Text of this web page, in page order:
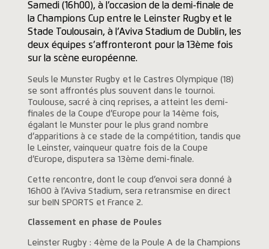
Samedi (16h00), à l’occasion de la demi-finale de
la Champions Cup entre le Leinster Rugby et le
Stade Toulousain, à l’Aviva Stadium de Dublin, les
deux équipes s’affronteront pour la 13ème fois
sur la scène européenne.
Seuls le Munster Rugby et le Castres Olympique (18)
se sont affrontés plus souvent dans le tournoi.
Toulouse, sacré à cinq reprises, a atteint les demi-
finales de la Coupe d’Europe pour la 14ème fois,
égalant le Munster pour le plus grand nombre
d’apparitions à ce stade de la compétition, tandis que
le Leinster, vainqueur quatre fois de la Coupe
d’Europe, disputera sa 13ème demi-finale.
Cette rencontre, dont le coup d’envoi sera donné à
16h00 à l’Aviva Stadium, sera retransmise en direct
sur beIN SPORTS et France 2.
Classement en phase de Poules
Leinster Rugby : 4ème de la Poule A de la Champions